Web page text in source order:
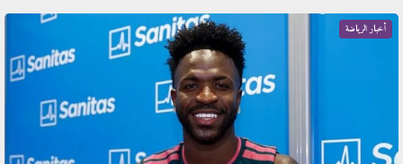
أخبار الرياضة